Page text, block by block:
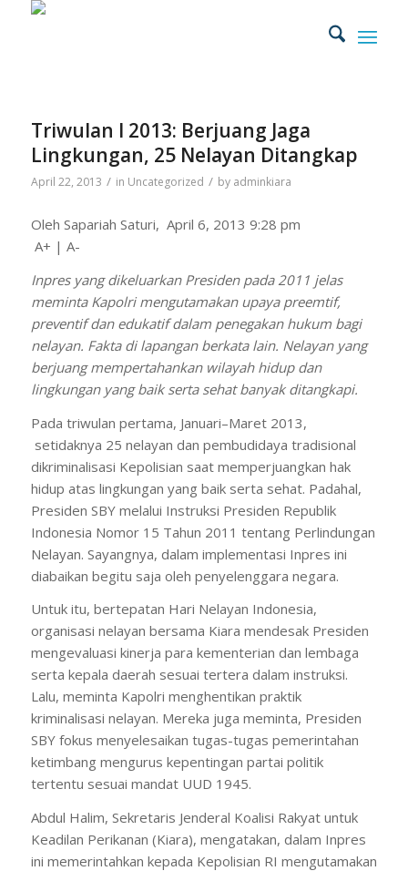
Triwulan I 2013: Berjuang Jaga
Lingkungan, 25 Nelayan Ditangkap
April 22, 2013 / in Uncategorized / by adminkiara
Oleh Sapariah Saturi, April 6, 2013 9:28 pm
A+ | A-
Inpres yang dikeluarkan Presiden pada 2011 jelas
meminta Kapolri mengutamakan upaya preemtif,
preventif dan edukatif dalam penegakan hukum bagi
nelayan. Fakta di lapangan berkata lain. Nelayan yang
berjuang mempertahankan wilayah hidup dan
lingkungan yang baik serta sehat banyak ditangkapi.
Pada triwulan pertama, Januari–Maret 2013,
setidaknya 25 nelayan dan pembudidaya tradisional
dikriminalisasi Kepolisian saat memperjuangkan hak
hidup atas lingkungan yang baik serta sehat. Padahal,
Presiden SBY melalui Instruksi Presiden Republik
Indonesia Nomor 15 Tahun 2011 tentang Perlindungan
Nelayan. Sayangnya, dalam implementasi Inpres ini
diabaikan begitu saja oleh penyelenggara negara.
Untuk itu, bertepatan Hari Nelayan Indonesia,
organisasi nelayan bersama Kiara mendesak Presiden
mengevaluasi kinerja para kementerian dan lembaga
serta kepala daerah sesuai tertera dalam instruksi.
Lalu, meminta Kapolri menghentikan praktik
kriminalisasi nelayan. Mereka juga meminta, Presiden
SBY fokus menyelesaikan tugas-tugas pemerintahan
ketimbang mengurus kepentingan partai politik
tertentu sesuai mandat UUD 1945.
Abdul Halim, Sekretaris Jenderal Koalisi Rakyat untuk
Keadilan Perikanan (Kiara), mengatakan, dalam Inpres
ini memerintahkan kepada Kepolisian RI mengutamakan